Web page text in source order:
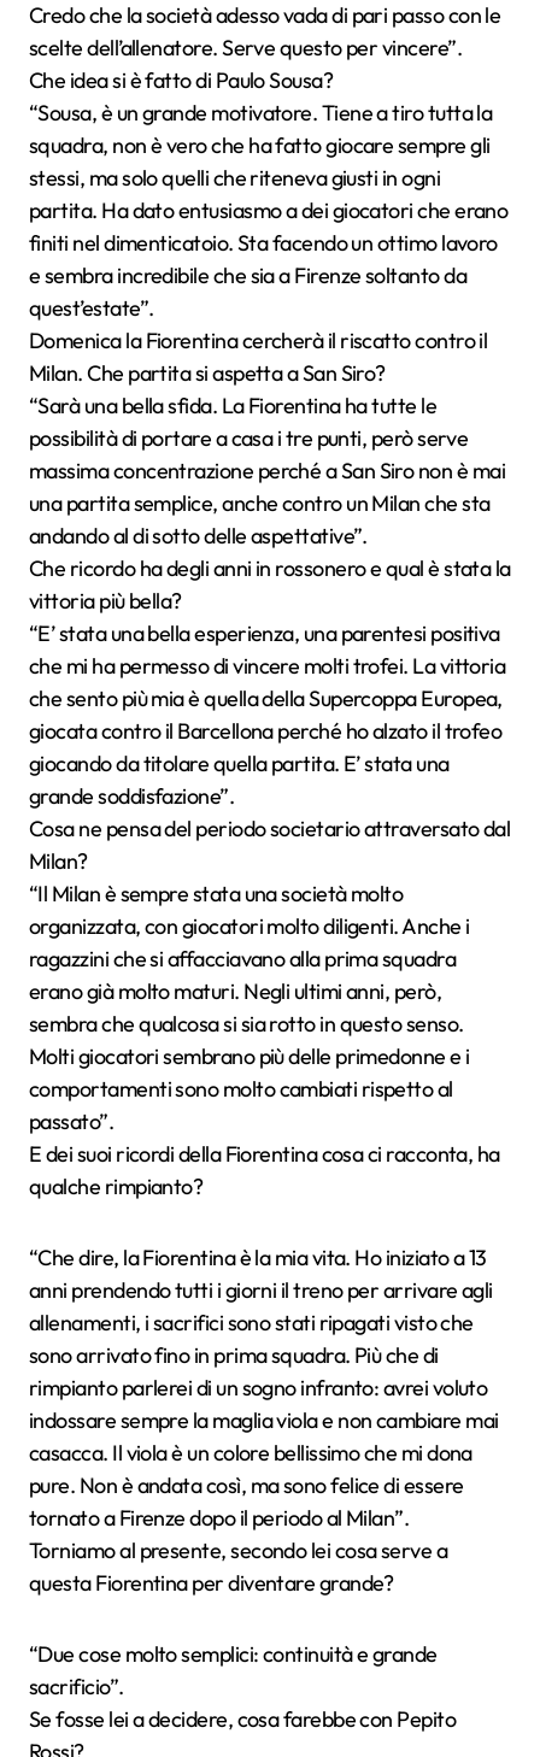
Credo che la società adesso vada di pari passo con le
scelte dell’allenatore. Serve questo per vincere”.
Che idea si è fatto di Paulo Sousa?
“Sousa, è un grande motivatore. Tiene a tiro tutta la
squadra, non è vero che ha fatto giocare sempre gli
stessi, ma solo quelli che riteneva giusti in ogni
partita. Ha dato entusiasmo a dei giocatori che erano
finiti nel dimenticatoio. Sta facendo un ottimo lavoro
e sembra incredibile che sia a Firenze soltanto da
quest’estate”.
Domenica la Fiorentina cercherà il riscatto contro il
Milan. Che partita si aspetta a San Siro?
“Sarà una bella sfida. La Fiorentina ha tutte le
possibilità di portare a casa i tre punti, però serve
massima concentrazione perché a San Siro non è mai
una partita semplice, anche contro un Milan che sta
andando al di sotto delle aspettative”.
Che ricordo ha degli anni in rossonero e qual è stata la
vittoria più bella?
“E’ stata una bella esperienza, una parentesi positiva
che mi ha permesso di vincere molti trofei. La vittoria
che sento più mia è quella della Supercoppa Europea,
giocata contro il Barcellona perché ho alzato il trofeo
giocando da titolare quella partita. E’ stata una
grande soddisfazione”.
Cosa ne pensa del periodo societario attraversato dal
Milan?
“Il Milan è sempre stata una società molto
organizzata, con giocatori molto diligenti. Anche i
ragazzini che si affacciavano alla prima squadra
erano già molto maturi. Negli ultimi anni, però,
sembra che qualcosa si sia rotto in questo senso.
Molti giocatori sembrano più delle primedonne e i
comportamenti sono molto cambiati rispetto al
passato”.
E dei suoi ricordi della Fiorentina cosa ci racconta, ha
qualche rimpianto?
“Che dire, la Fiorentina è la mia vita. Ho iniziato a 13
anni prendendo tutti i giorni il treno per arrivare agli
allenamenti, i sacrifici sono stati ripagati visto che
sono arrivato fino in prima squadra. Più che di
rimpianto parlerei di un sogno infranto: avrei voluto
indossare sempre la maglia viola e non cambiare mai
casacca. Il viola è un colore bellissimo che mi dona
pure. Non è andata così, ma sono felice di essere
tornato a Firenze dopo il periodo al Milan”.
Torniamo al presente, secondo lei cosa serve a
questa Fiorentina per diventare grande?
“Due cose molto semplici: continuità e grande
sacrificio”.
Se fosse lei a decidere, cosa farebbe con Pepito